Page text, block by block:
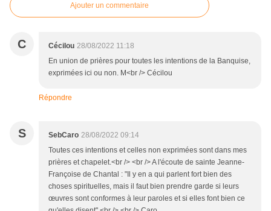
Ajouter un commentaire
C Cécilou 28/08/2022 11:18
En union de prières pour toutes les intentions de la Banquise,
exprimées ici ou non. M<br /> Cécilou
Répondre
S SebCaro 28/08/2022 09:14
Toutes ces intentions et celles non exprimées sont dans mes
prières et chapelet.<br /> <br /> A l'écoute de sainte Jeanne-
Françoise de Chantal : "Il y en a qui parlent fort bien des
choses spirituelles, mais il faut bien prendre garde si leurs
œuvres sont conformes à leur paroles et si elles font bien ce